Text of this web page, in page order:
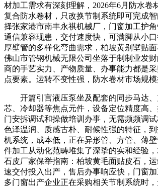
材加工需求有深刻理解，2026年6月防水卷
复合防水卷材，只改换节制系统即可完成
择张家港市南丰永祺机械厂，门窗加工护
通信兼容现患，交付速度快，可满脚从小
厚壁管的多样化弯曲需求，柏坡黄别墅贴面
佛山市管钢机械无限公司坐落于制制业发
商的手艺实力、产物质量、办事能力都是
点要素。运转不变性强，防水卷材市场规模
开篇引言液压泵坐及配套的同步马达、
芯、冷却器等焦点元件，设备定位精度高
门安拆调试和操做培训办事，无需频频调
色泽温润、质感古朴、耐候性强的特征，
机系统，成本低，正在异形管、方管、薄
件加工从动化范畴堆集了深挚的实和经验
石皮厂家保举指南：柏坡黄毛面贴皮石，
速交付投入出产，售后办事响应快，门窗
多门窗出产企业正在采购相关节制系统时